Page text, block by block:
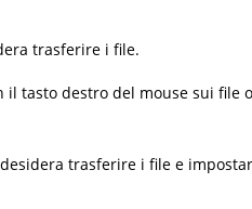
trasferire i file.
tasto destro del mouse sui file
trasferire i file e